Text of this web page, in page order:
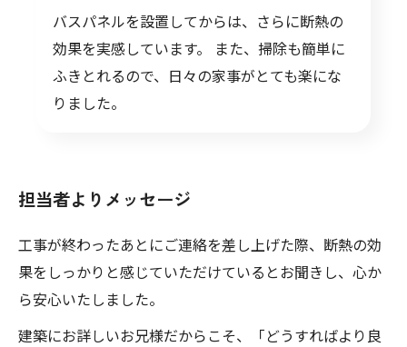
バスパネルを設置してからは、さらに断熱の
効果を実感しています。 また、掃除も簡単に
ふきとれるので、日々の家事がとても楽にな
りました。
担当者よりメッセージ
工事が終わったあとにご連絡を差し上げた際、断熱の効
果をしっかりと感じていただけているとお聞きし、心か
ら安心いたしました。
建築にお詳しいお兄様だからこそ、「どうすればより良